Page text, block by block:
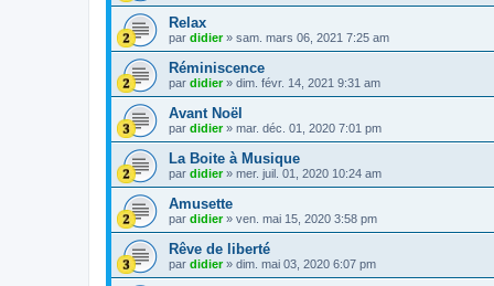
Relax
par didier» sam. mars 06, 2021 7:25 am
Réminiscence
par didier» dim. févr. 14, 2021 9:31 am
Avant Noël
par didier» mar. déc. 01, 2020 7:01 pm
La Boite à Musique
par didier» mer. juil. 01, 2020 10:24 am
Amusette
par didier» ven. mai 15, 2020 3:58 pm
Rêve de liberté
par didier» dim. mai 03, 2020 6:07 pm